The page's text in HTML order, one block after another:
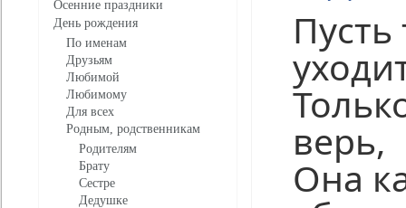
Осенние праздники
День рождения
По именам
Друзьям
Любимой
Любимому
Для всех
Родным, родственникам
Родителям
Брату
Сестре
Дедушке
Пусть
верь,
Она